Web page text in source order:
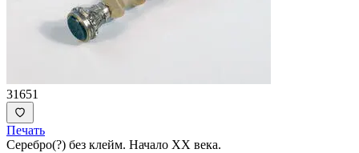
31651
Печать
Серебро(?) без клейм. Начало ХХ века.